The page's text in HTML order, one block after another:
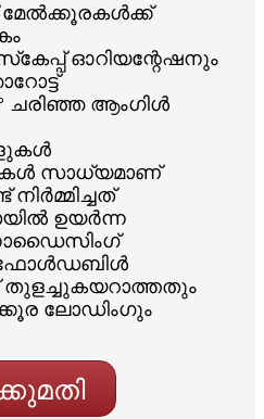
മേൽക്കൂരകൾക്ക്
ഓറിയന്റേഷനും
ചരിഞ്ഞ ആംഗിൾ
സാധ്യമാണ്
നിർമ്മിച്ചത്
ഉയർന്ന
ഫോൾഡബിൾ
തുളച്ചുകയറാത്തതും
ലോഡിംഗും